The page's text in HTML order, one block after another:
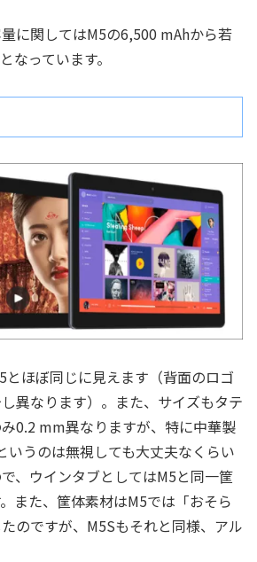
に関してはM5の6,500 mAhから若
なっています。
とほぼ同じに見えます（背面のロゴ
異なります）。また、サイズもタテ
0.2 mm異なりますが、特に中華製
いうのは無視しても大丈夫なくらい
、ウインタブとしてはM5と同一筐
また、筐体素材はM5では「おそら
のですが、M5Sもそれと同様、アル